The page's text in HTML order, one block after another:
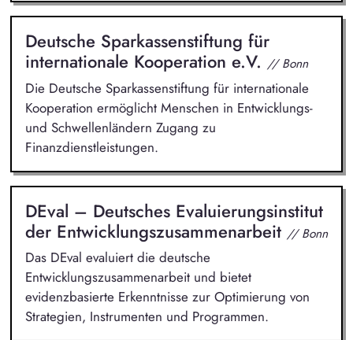
Deutsche Sparkassenstiftung für
internationale Kooperation e.V. // Bonn
Die Deutsche Sparkassenstiftung für internationale
Kooperation ermöglicht Menschen in Entwicklungs-
und Schwellenländern Zugang zu
Finanzdienstleistungen.
DEval – Deutsches Evaluierungsinstitut
der Entwicklungszusammenarbeit // Bonn
Das DEval evaluiert die deutsche
Entwicklungszusammenarbeit und bietet
evidenzbasierte Erkenntnisse zur Optimierung von
Strategien, Instrumenten und Programmen.